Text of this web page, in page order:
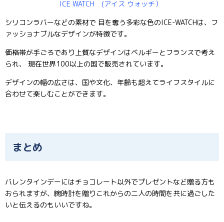
ICE WATCH (アイス ウォッチ）
シリコンラバーなどの素材で 目を奪う多彩な色のICE-WATCHは、フ
ァッショナブルなデザインが特徴です。
価格帯が手ごろであり上質なデザインはベルギーとフランスで考え
られ、 現在世界100以上の国で販売されています。
デザインの幅の広さは、国や文化、年齢も超えてライフスタイルに
合わせて楽しむことができます。
まとめ
バレンタインデーにはチョコレート以外でプレゼントなど贈る方も
おられますが、腕時計を贈りこれからの二人の時間を共に過ごした
いと伝えるのもいいですね。